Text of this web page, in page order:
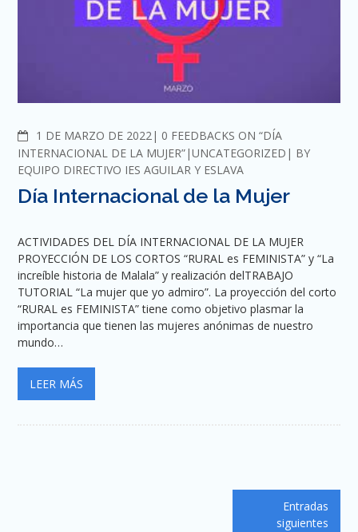
1 DE MARZO DE 2022 COMMENTS
0 FEEDBACKS ON “DÍA
INTERNACIONAL DE LA MUJER” UNCATEGORIZED
BY
EQUIPO DIRECTIVO IES AGUILAR Y ESLAVA
Día Internacional de la Mujer
ACTIVIDADES DEL DÍA INTERNACIONAL DE LA MUJER
PROYECCIÓN DE LOS CORTOS “RURAL es FEMINISTA” y “La
increíble historia de Malala” y realización delTRABAJO
TUTORIAL “La mujer que yo admiro”. La proyección del corto
“RURAL es FEMINISTA” tiene como objetivo plasmar la
importancia que tienen las mujeres anónimas de nuestro
mundo…
LEER MÁS
Entradas
siguientes